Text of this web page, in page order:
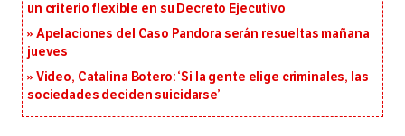
un criterio flexible en su Decreto Ejecutivo
Apelaciones del Caso Pandora serán resueltas mañana
jueves
Video, Catalina Botero: ‘Si la gente elige criminales, las
sociedades deciden suicidarse’